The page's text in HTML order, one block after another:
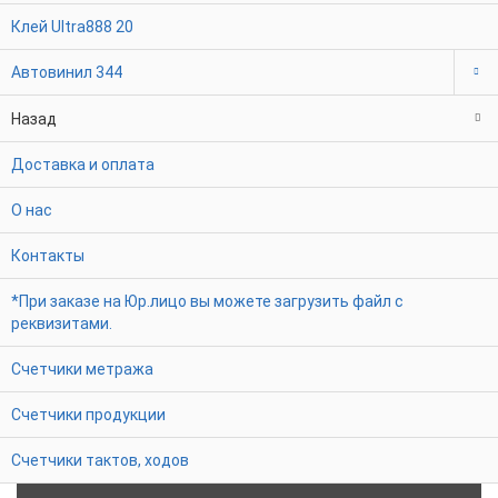
Клей Ultra888 20
Автовинил 344
Назад
Доставка и оплата
О нас
Контакты
*При заказе на Юр.лицо вы можете загрузить файл с
реквизитами.
Счетчики метража
Счетчики продукции
Счетчики тактов, ходов